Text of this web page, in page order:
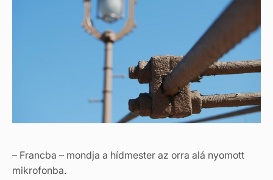
– Francba – mondja a hídmester az orra alá nyomott
mikrofonba.